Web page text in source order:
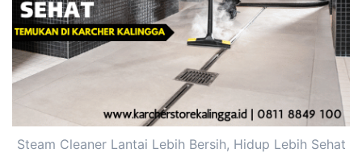
Steam Cleaner Lantai Lebih Bersih, Hidup Lebih Sehat